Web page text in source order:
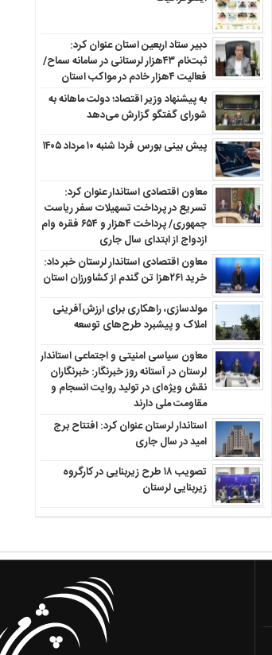
دبیر ستاد اربعین استان عنوان کرد:
ثبت‌نام ۴۳هزار لرستانی در سامانه سماح/
فعالیت ۴هزار خادم در مواکب استان
به پیشنهاد وزیر اقتصاد؛ دولت ماهانه به
شورای گفتگو گزارش می‌دهد
پیش بینی بورس فردا شنبه ۱۰ مرداد ۱۴۰۵
معاون اقتصادی استاندار عنوان کرد:
تسریع در پرداخت تسهیلات سفر ریاست
جمهوری/ پرداخت ۴هزار و ۶۵۴ فقره وام
ازدواج از ابتدای سال جاری
معاون اقتصادی استاندار لرستان خبر داد:
خرید ۲۶۱هزا تن گندم از کشاورزان استان
مولدسازی، راهکاری برای ارزش‌آفرینی
املاک و پیشبرد طرح‌های توسعه
معاون سیاسی امنیتی و اجتماعی استاندار
لرستان در آستانه روز خبرنگار: خبرنگاران
نقش ویژه‌ای در تولید روایت انسجام و
مقاومت ملی دارند
استاندار لرستان عنوان کرد: افتتاح برج
امید در سال جاری
تصویب ۱۸ طرح زیربنایی در کارگروه
زیربنایی لرستان